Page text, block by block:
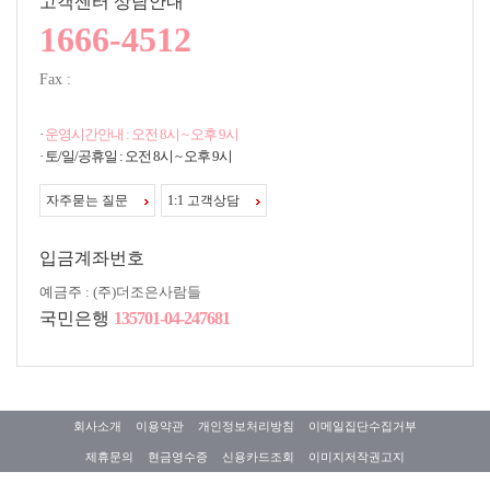
1666-4512
Fax :
· 운영시간안내 : 오전 8시 ~ 오후 9시
· 토/일/공휴일 : 오전 8시 ~ 오후 9시
자주묻는 질문 1:1 고객상담
입금계좌번호
예금주 : (주)더조은사람들
국민은행 135701-04-247681
회사소개 이용약관 개인정보처리방침 이메일집단수집거부
제휴문의 현금영수증 신용카드조회 이미지저작권고지